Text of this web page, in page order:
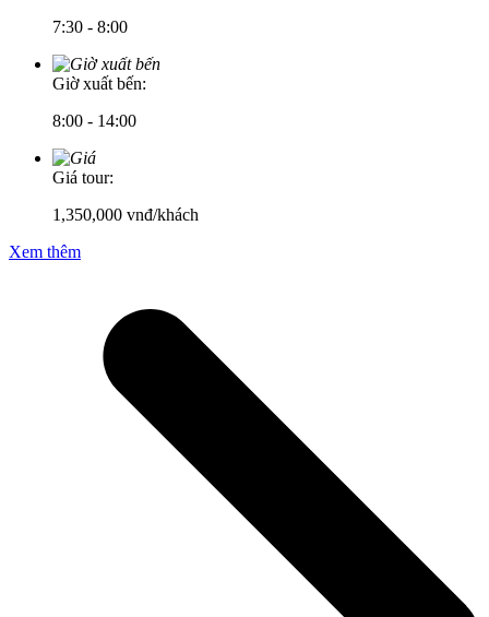
7:30 - 8:00
Giờ xuất bến:
8:00 - 14:00
Giá tour:
1,350,000 vnđ/khách
Xem thêm